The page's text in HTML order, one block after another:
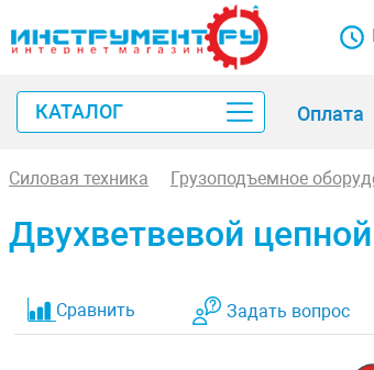
КАТАЛОГ Оплата
Силовая техника Грузоподъемное
Двухветвевой
Сравнить Задать вопрос